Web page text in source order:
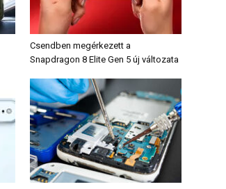
Csendben megérkezett a
Snapdragon 8 Elite Gen 5 új változata